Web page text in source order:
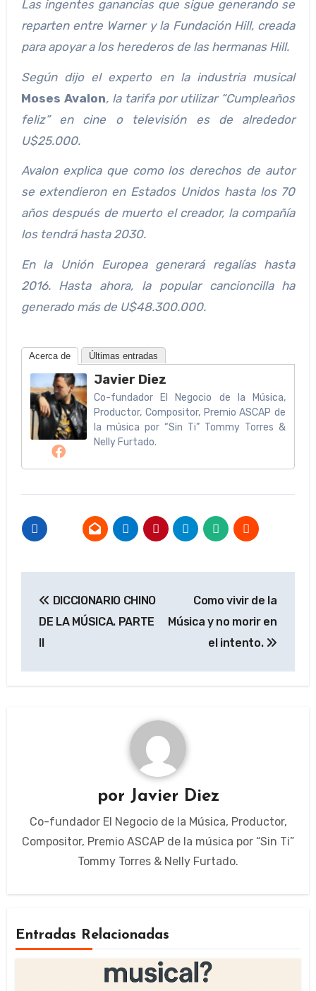
Las ingentes ganancias que sigue generando se
reparten entre Warner y la Fundación Hill, creada
para apoyar a los herederos de las hermanas Hill.
Según dijo el experto en la industria musical
Moses Avalon, la tarifa por utilizar “Cumpleaños
feliz” en cine o televisión es de alrededor
U$25.000.
Avalonexplica que como los derechos de autor
se extendieron en Estados Unidos hasta los 70
años después de muerto el creador, la compañía
los tendrá hasta 2030.
En la Unión Europea generará regalías hasta
2016. Hasta ahora, la popular cancioncilla ha
generado más de U$48.300.000.
Acerca de Últimas entradas
Javier Diez
Co-fundador El Negocio de la Música,
Productor, Compositor, Premio ASCAP de
la música por “Sin Ti” Tommy Torres &
Nelly Furtado.
de
entradas
DICCIONARIO CHINO
DE LA MÚSICA. PARTE
Como vivir de la
Música y no morir en
el intento.
por Javier Diez
Co-fundador El Negocio de la Música, Productor,
Compositor, Premio ASCAP de la música por “Sin Ti”
Tommy Torres & Nelly Furtado.
Entradas Relacionadas